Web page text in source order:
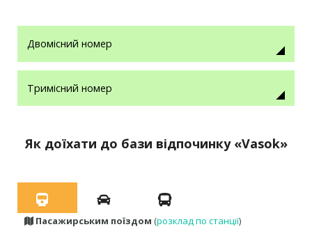
Двомісний номер
Тримісний номер
Як доїхати до бази відпочинку «Vasok»
Пасажирським поїздом (розклад по станції)